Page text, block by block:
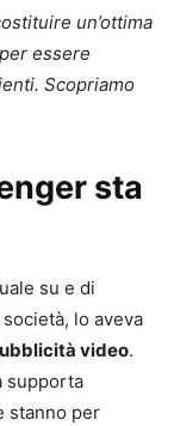
un’ottima
essere
Scopriamo
sta
su e di
società, lo aveva
video.
supporta
stanno per